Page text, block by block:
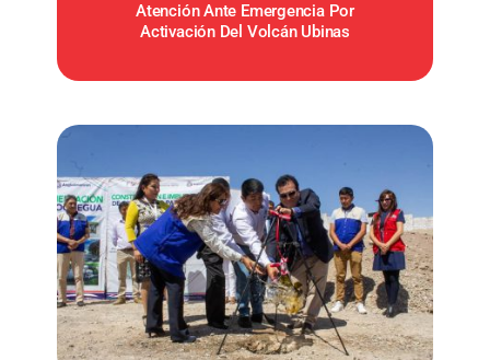
Atención Ante Emergencia Por
Activación Del Volcán Ubinas